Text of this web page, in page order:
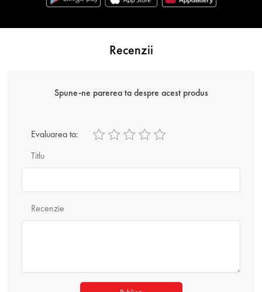
Recenzii
Spune-ne parerea ta despre acest produs
Titlu
Evaluarea ta:
Recenzie